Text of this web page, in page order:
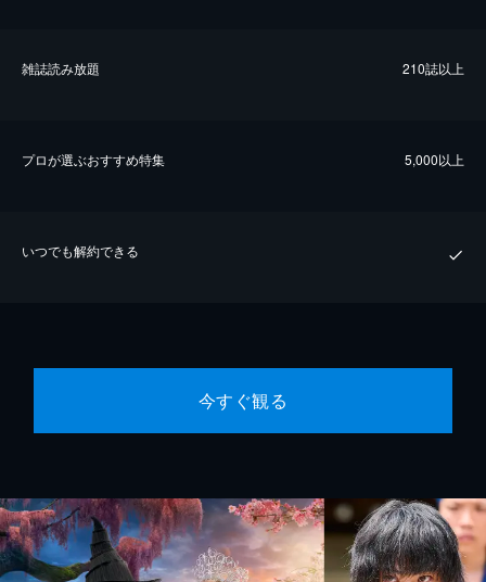
雑誌読み放題 210誌以上
プロが選ぶおすすめ特集 5,000以上
いつでも解約できる
今すぐ観る